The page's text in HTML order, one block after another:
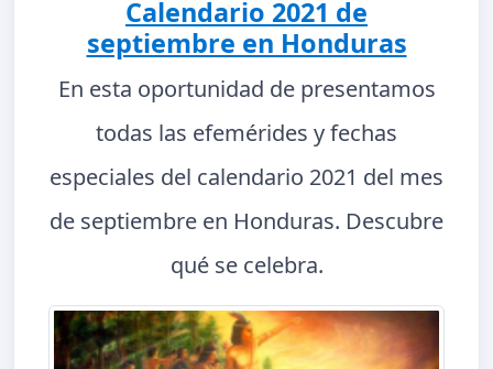
Calendario 2021 de
septiembre en Honduras
En esta oportunidad de presentamos
todas las efemérides y fechas
especiales del calendario 2021 del mes
de septiembre en Honduras. Descubre
qué se celebra.